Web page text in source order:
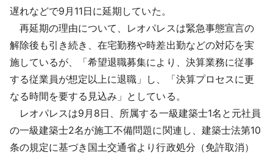
遅れなどで9月11日に延期していた。
再延期の理由について、レオパレスは緊急事態宣言の
解除後も引き続き、在宅勤務や時差出勤などの対応を実
施しているが、「希望退職募集により、決算業務に従事
する従業員が想定以上に退職」し、「決算プロセスに更
なる時間を要する見込み」としている。
レオパレスは9月8日、所属する一級建築士1名と元社員
の一級建築士2名が施工不備問題に関連し、建築士法第10
条の規定に基づき国土交通省より行政処分（免許取消）